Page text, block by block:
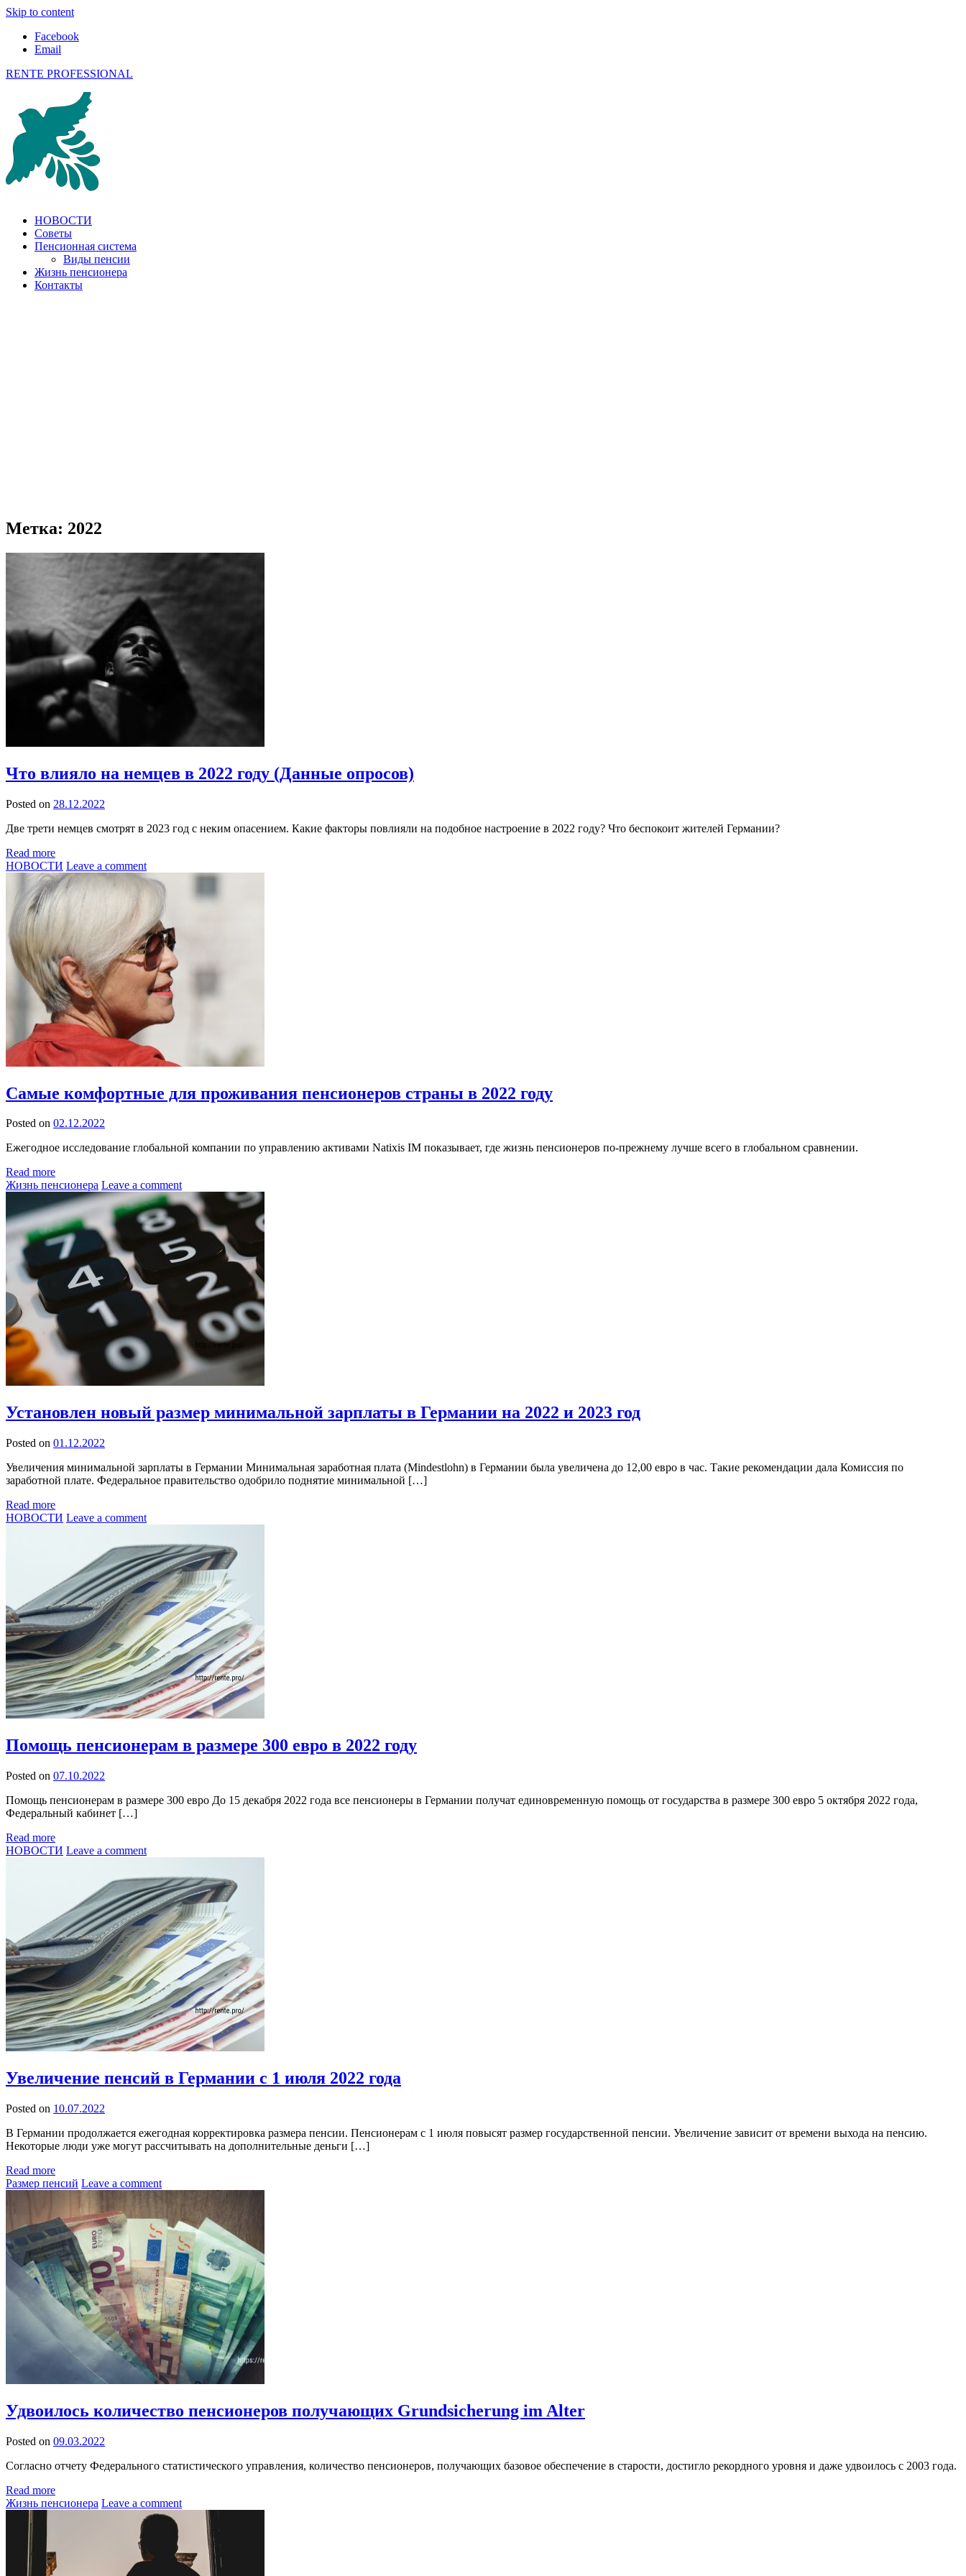
Skip to content
Facebook
Email
RENTE PROFESSIONAL
О пенсиях в ЕС и не только
НОВОСТИ
Советы
Пенсионная система
Виды пенсии
Жизнь пенсионера
Контакты
Метка: 2022
Что влияло на немцев в 2022 году (Данные опросов)
Posted on 28.12.2022
Две трети немцев смотрят в 2023 год с неким опасением. Какие факторы повлияли на подобное настроение в 2022 году? Что беспокоит жителей Германии?
Read more
НОВОСТИ Leave a comment
Самые комфортные для проживания пенсионеров страны в 2022 году
Posted on 02.12.2022
Ежегодное исследование глобальной компании по управлению активами Natixis IM показывает, где жизнь пенсионеров по-прежнему лучше всего в глобальном сравнении.
Read more
Жизнь пенсионера Leave a comment
Установлен новый размер минимальной зарплаты в Германии на 2022 и 2023 год
Posted on 01.12.2022
Увеличения минимальной зарплаты в Германии Минимальная заработная плата (Mindestlohn) в Германии была увеличена до 12,00 евро в час. Такие рекомендации дала Комиссия по
заработной плате. Федеральное правительство одобрило поднятие минимальной […]
Read more
НОВОСТИ Leave a comment
Помощь пенсионерам в размере 300 евро в 2022 году
Posted on 07.10.2022
Помощь пенсионерам в размере 300 евро До 15 декабря 2022 года все пенсионеры в Германии получат единовременную помощь от государства в размере 300 евро 5 октября 2022 года,
Федеральный кабинет […]
Read more
НОВОСТИ Leave a comment
Увеличение пенсий в Германии с 1 июля 2022 года
Posted on 10.07.2022
В Германии продолжается ежегодная корректировка размера пенсии. Пенсионерам с 1 июля повысят размер государственной пенсии. Увеличение зависит от времени выхода на пенсию.
Некоторые люди уже могут рассчитывать на дополнительные деньги […]
Read more
Размер пенсий Leave a comment
Удвоилось количество пенсионеров получающих Grundsicherung im Alter
Posted on 09.03.2022
Согласно отчету Федерального статистического управления, количество пенсионеров, получающих базовое обеспечение в старости, достигло рекордного уровня и даже удвоилось с 2003 года.
Read more
Жизнь пенсионера Leave a comment